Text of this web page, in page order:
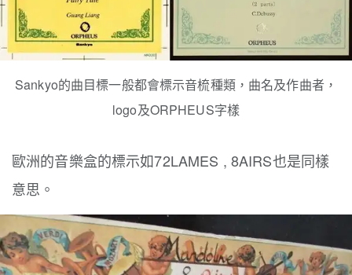
Sankyo的曲目標一般都會標示音梳種類，曲名及作曲者，
logo及ORPHEUS字樣
歐洲的音樂盒的標示如72LAMES , 8AIRS也是同樣
意思。